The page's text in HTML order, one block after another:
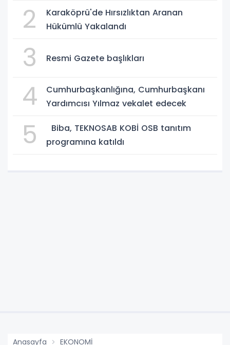
2
Karaköprü'de Hırsızlıktan Aranan
Hükümlü Yakalandı
3 Resmi Gazete başlıkları
4
Cumhurbaşkanlığına, Cumhurbaşkanı
Yardımcısı Yılmaz vekalet edecek
5
Biba, TEKNOSAB KOBİ OSB tanıtım
programına katıldı
Anasayfa EKONOMİ